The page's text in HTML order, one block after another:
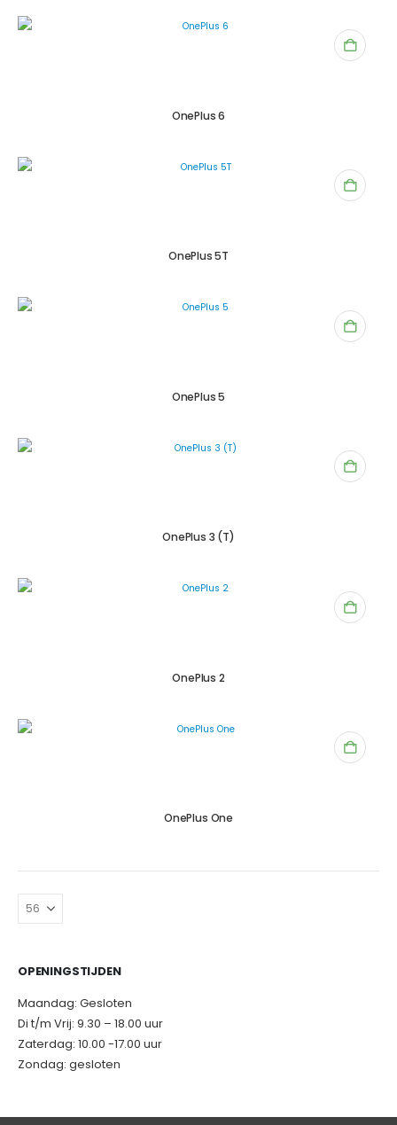
OnePlus 6
OnePlus 5T
OnePlus 5
OnePlus 3 (T)
OnePlus 2
OnePlus One
OPENINGSTIJDEN
Maandag: Gesloten
Di t/m Vrij: 9.30 – 18.00 uur
Zaterdag: 10.00 -17.00 uur
Zondag: gesloten